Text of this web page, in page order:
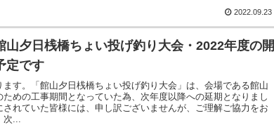
2022.09.23
山夕日桟橋ちょい投げ釣り大会・2022年度の開
定です
ます。「館山夕日桟橋ちょい投げ釣り大会」は、会場である館山
ための工事期間となっていた為、次年度以降への延期となりまし
されていた皆様には、申し訳ございませんが、ご理解ご協力をお
...